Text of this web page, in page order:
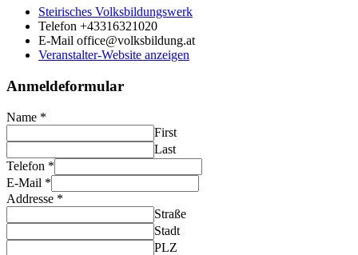
Steirisches Volksbildungswerk
Telefon +43316321020
E-Mail office@volksbildung.at
Veranstalter-Website anzeigen
Anmeldeformular
Name *
First
Last
Telefon *
E-Mail *
Addresse *
Straße
Stadt
PLZ